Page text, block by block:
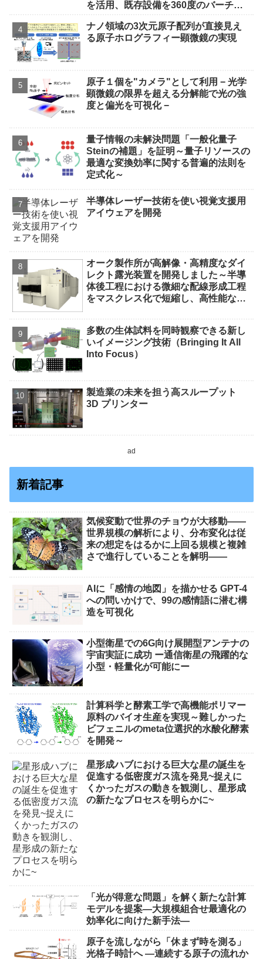
を活用、既存設備を360度のバーチャ
ナノ領域の3次元原子配列が直接見え
る原子ホログラフィー顕微鏡の実現
原子１個を"カメラ"として利用 − 光学
顕微鏡の限界を超える分解能で光の強
度と偏光を可視化 −
量子情報の未解決問題「一般化量子
Steinの補題」を証明～量子リソースの
最適な変換効率に関する普遍的法則を
定式化～
半導体レーザー技術を使い視覚支援用
アイウェアを開発
オーク製作所が高解像・高精度なダイ
レクト露光装置を開発しました～半導
体後工程における微細な配線形成工程
をマスクレス化で短縮し、高性能な先
多数の生体試料を同時観察できる新し
いイメージング技術（Bringing It All
Into Focus）
製造業の未来を担う高スループット
3D プリンター
ad
新着記事
気候変動で世界のチョウが大移動――
世界規模の解析により、分布変化は従
来の想定をはるかに上回る規模と複雑
さで進行していることを解明――
AIに「感情の地図」を描かせる GPT-4
への問いかけで、99の感情語に潜む構
造を可視化
小型衛星での6G向け展開型アンテナの
宇宙実証に成功 ー通信衛星の飛躍的な
小型・軽量化が可能にー
計算科学と酵素工学で高機能ポリマー
原料のバイオ生産を実現～難しかった
ビフェニルのmeta位選択的水酸化酵素
を開発～
星形成ハブにおける巨大な星の誕生を
促進する低密度ガス流を発見~捉えに
くかったガスの動きを観測し、星形成
の新たなプロセスを明らかに~
「光が得意な問題」を解く新たな計算
モデルを提案―大規模組合せ最適化の
効率化に向けた新手法―
原子を流しながら「休まず時を測る」
光格子時計へ ―連続する原子の流れか